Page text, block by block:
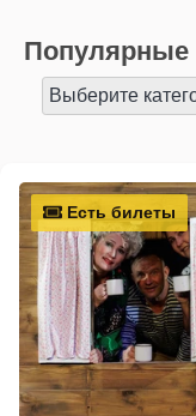
Популярные
Выберите
Есть билеты